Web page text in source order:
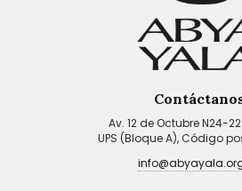
Av. 12 de Octubre N24-
UPS (Bloque A), Código